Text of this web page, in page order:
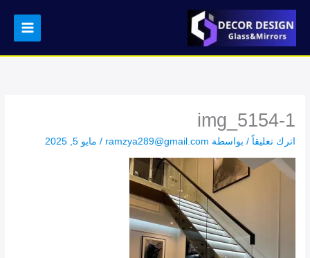
المحتوى
img_5154-1
اترك تعليقاً / بواسطة ramzya289@gmail.com
/ مايو 5, 2025